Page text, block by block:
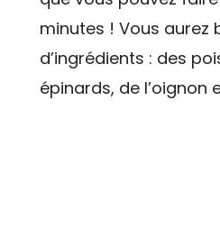
minutes ! Vous aurez
d’ingrédients : des
épinards, de l’oignon